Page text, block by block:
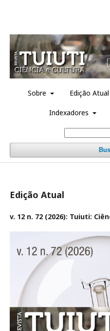
Sobre Edição Atual
Indexadores
Edição Atual
v. 12 n. 72 (2026): Tuiuti: